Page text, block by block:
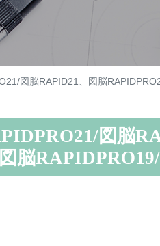
図脳RAPID21、図脳
図脳
脳